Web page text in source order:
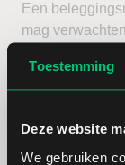
Toestemming
Deze website
We gebruiken
Een
mag
uitgebreid
beurzen.
Open